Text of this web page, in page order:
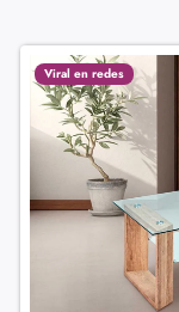
Viral en redes